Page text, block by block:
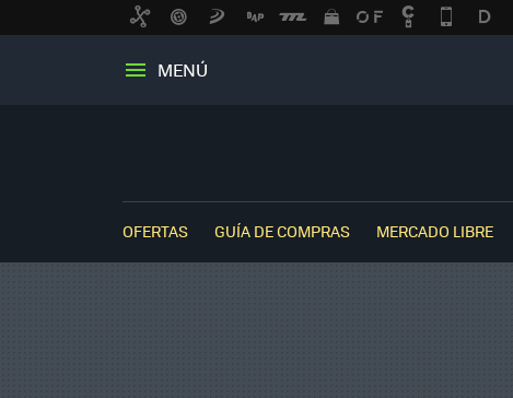
MENÚ
OFERTAS GUÍA DE COMPRAS MERCADO LIBRE